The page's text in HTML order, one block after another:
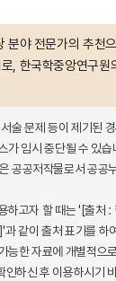
분야 전문가의 추천
, 한국학중앙연구원
술 문제 등이 제기된
가 임시 중단될 수 있습
공공저작물로서 공공
하고자 할 때는 '[출처 :
같이 출처 표기를 하
능한 자료에 개별적으
인하신 후 이용하시기